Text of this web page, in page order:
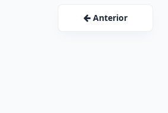
Anterior